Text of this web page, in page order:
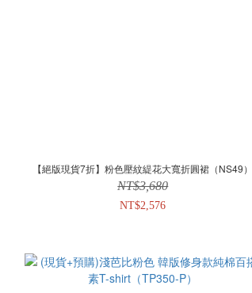
【絕版現貨7折】粉色壓紋緹花大寬折圓裙（NS49）
NT$3,680
NT$2,576